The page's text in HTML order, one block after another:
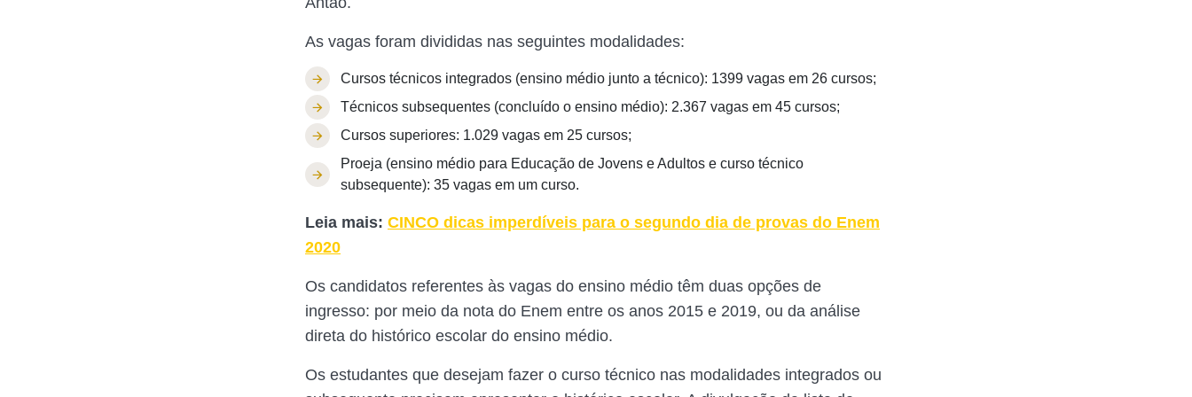
As vagas foram divididas nas seguintes modalidades:
Cursos técnicos integrados (ensino médio junto a técnico): 1399 vagas em 26 cursos;
Técnicos subsequentes (concluído o ensino médio): 2.367 vagas em 45 cursos;
Cursos superiores: 1.029 vagas em 25 cursos;
Proeja (ensino médio para Educação de Jovens e Adultos e curso técnico
subsequente): 35 vagas em um curso.
Leia mais: CINCO dicas imperdíveis para o segundo dia de provas do Enem
2020
Os candidatos referentes às vagas do ensino médio têm duas opções de
ingresso: por meio da nota do Enem entre os anos 2015 e 2019, ou da análise
direta do histórico escolar do ensino médio.
Os estudantes que desejam fazer o curso técnico nas modalidades integrados ou